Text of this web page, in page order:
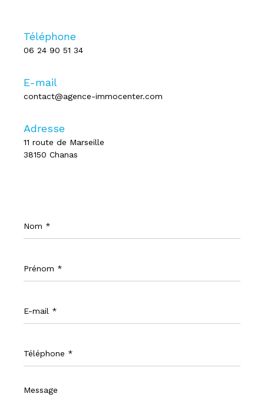
Téléphone
06 24 90 51 34
E-mail
contact@agence-immocenter.com
Adresse
11 route de Marseille
38150 Chanas
*
*
mail
*
*
Message